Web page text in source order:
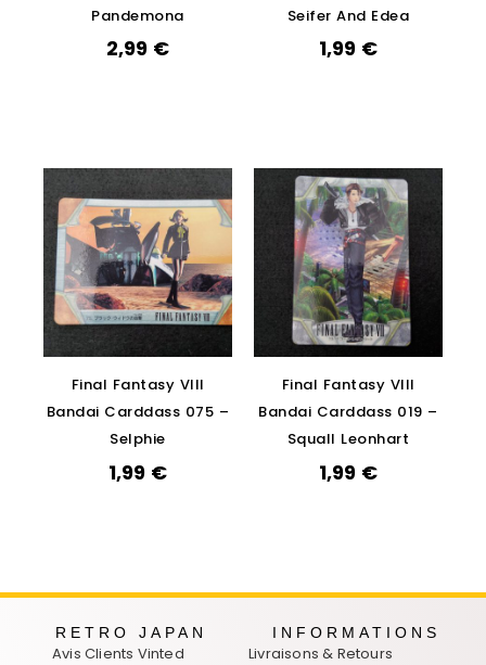
Pandemona
2,99 €
Seifer And Edea
1,99 €
Final Fantasy VIII
Bandai Carddass 075 –
Selphie
1,99 €
Final Fantasy VIII
Bandai Carddass 019 –
Squall Leonhart
1,99 €
RETRO JAPAN
Avis Clients Vinted
INFORMATIONS
Livraisons & Retours